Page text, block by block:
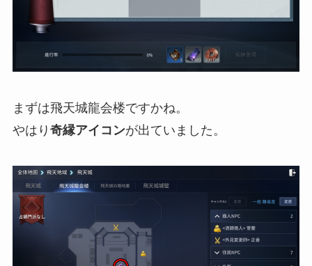
まずは飛天城龍会楼ですかね。
やはり 奇縁アイコンが出ていました。